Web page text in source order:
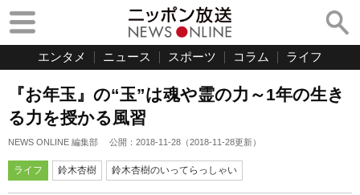
エンタメ ニュース スポーツ コラム ライフ
『お年玉』の“玉”は魂や霊の力～1年の生き
る力を授かる風習
NEWS ONLINE 編集部 公開： 2018-11-28 （2018-11-28更新）
ライフ 鈴木杏樹 鈴木杏樹のいってらっしゃい